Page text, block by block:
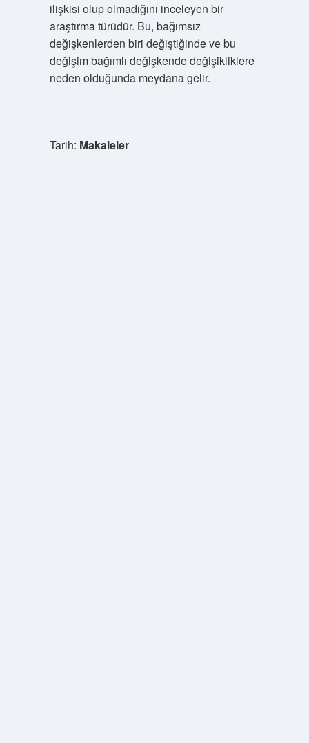
ilişkisi olup olmadığını inceleyen bir
araştırma türüdür. Bu, bağımsız
değişkenlerden biri değiştiğinde ve bu
değişim bağımlı değişkende değişikliklere
neden olduğunda meydana gelir.
Tarih: Makaleler